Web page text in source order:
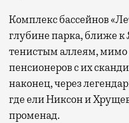
Комплекс бассейнов
глубине парка, ближе к
тенистым аллеям, мимо
пенсионеров с их
наконец, через
где ели Никсон и
променад.